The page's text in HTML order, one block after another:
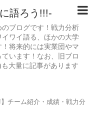
語ろう!!!-
ブログです！戦力分析
ワイ語る、ほかの大学
将来的には実業団やマ
います！なお、旧ブロ
大量に記事があります
】チーム紹介・成績・戦力分